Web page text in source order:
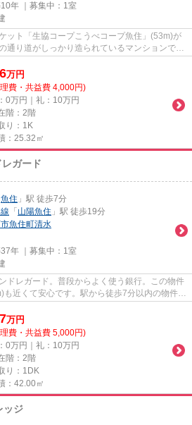
年 ｜募集中： 1室
ット「生協コープこうべコープ魚住」(53m)が
通り道がしっかり造られているマンションです
万円
費・共益費 4,000円)
0万円｜礼：10万円
階：2階
り：1K
：25.32㎡
レガード
魚住 」駅 徒歩7分
「 山陽魚住 」駅 徒歩19分
魚住町清水
年 ｜募集中： 1室
ドレガード。普段からよく使う銀行。この物件
近くて安心です。駅から徒歩7分以内の物件な
万円
費・共益費 5,000円)
0万円｜礼：10万円
階：2階
り：1DK
：42.00㎡
ッジ